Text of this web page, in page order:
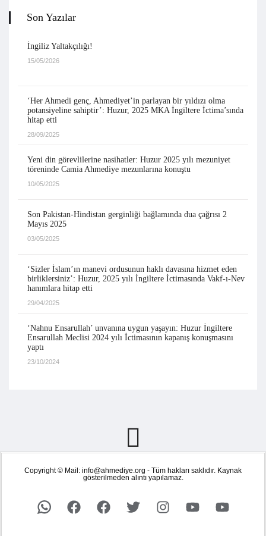
Son Yazılar
İngiliz Yaltakçılığı!
15/05/2026
‘Her Ahmedi genç, Ahmediyet’in parlayan bir yıldızı olma
potansiyeline sahiptir’: Huzur, 2025 MKA İngiltere İctima’sında
hitap etti
28/09/2025
Yeni din görevlilerine nasihatler: Huzur 2025 yılı mezuniyet
töreninde Camia Ahmediye mezunlarına konuştu
10/05/2025
Son Pakistan-Hindistan gerginliği bağlamında dua çağrısı 2
Mayıs 2025
03/05/2025
‘Sizler İslam’ın manevi ordusunun haklı davasına hizmet eden
birliklersiniz’: Huzur, 2025 yılı İngiltere İctimasında Vakf-ı-Nev
hanımlara hitap etti
29/04/2025
‘Nahnu Ensarullah’ unvanına uygun yaşayın: Huzur İngiltere
Ensarullah Meclisi 2024 yılı İctimasının kapanış konuşmasını
yaptı
23/10/2024
Copyright © Mail: info@ahmediye.org - Tüm hakları saklıdır. Kaynak
gösterilmeden alıntı yapılamaz.